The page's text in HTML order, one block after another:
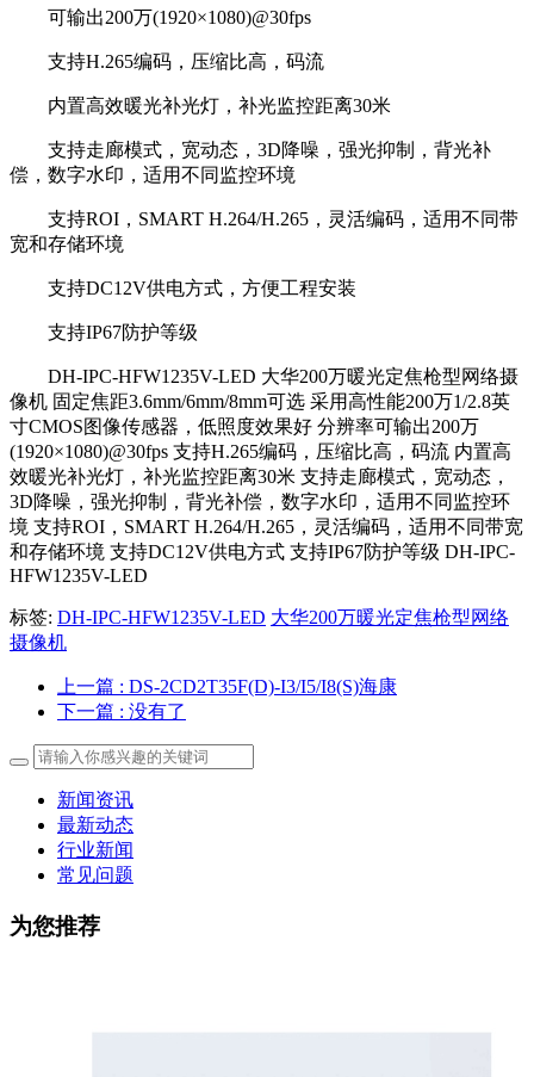
可输出200万(1920×1080)@30fps
支持H.265编码，压缩比高，码流
内置高效暖光补光灯，补光监控距离30米
支持走廊模式，宽动态，3D降噪，强光抑制，背光补
偿，数字水印，适用不同监控环境
支持ROI，SMART H.264/H.265，灵活编码，适用不同带
宽和存储环境
支持DC12V供电方式，方便工程安装
支持IP67防护等级
DH-IPC-HFW1235V-LED 大华200万暖光定焦枪型网络摄
像机 固定焦距3.6mm/6mm/8mm可选 采用高性能200万1/2.8英
寸CMOS图像传感器，低照度效果好 分辨率可输出200万
(1920×1080)@30fps 支持H.265编码，压缩比高，码流 内置高
效暖光补光灯，补光监控距离30米 支持走廊模式，宽动态，
3D降噪，强光抑制，背光补偿，数字水印，适用不同监控环
境 支持ROI，SMART H.264/H.265，灵活编码，适用不同带宽
和存储环境 支持DC12V供电方式 支持IP67防护等级 DH-IPC-
HFW1235V-LED
标签: DH-IPC-HFW1235V-LED 大华200万暖光定焦枪型网络
摄像机
上一篇 : DS-2CD2T35F(D)-I3/I5/I8(S)海康
下一篇 : 没有了
新闻资讯
最新动态
行业新闻
常见问题
为您推荐